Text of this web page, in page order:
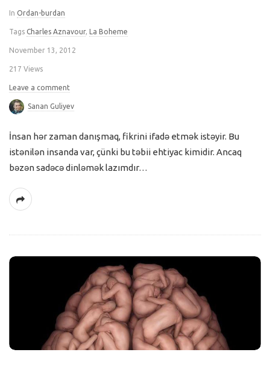
In Ordan-burdan
Tags Charles Aznavour, La Boheme
November 13, 2012
217 Views
Leave a comment
Sanan Guliyev
İnsan hər zaman danışmaq, fikrini ifadə etmək istəyir. Bu
istənilən insanda var, çünki bu təbii ehtiyac kimidir. Ancaq
bəzən sadəcə dinləmək lazımdır…